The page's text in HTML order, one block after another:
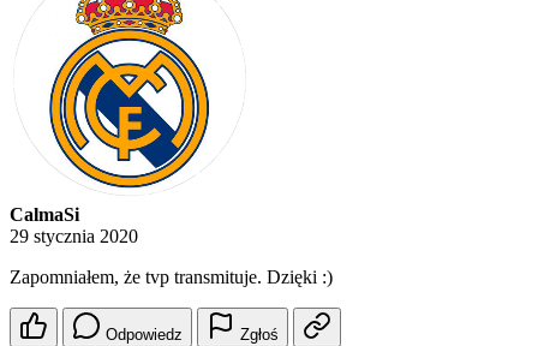
CalmaSi
29 stycznia 2020
Zapomniałem, że tvp transmituje. Dzięki :)
Odpowiedz Zgłoś